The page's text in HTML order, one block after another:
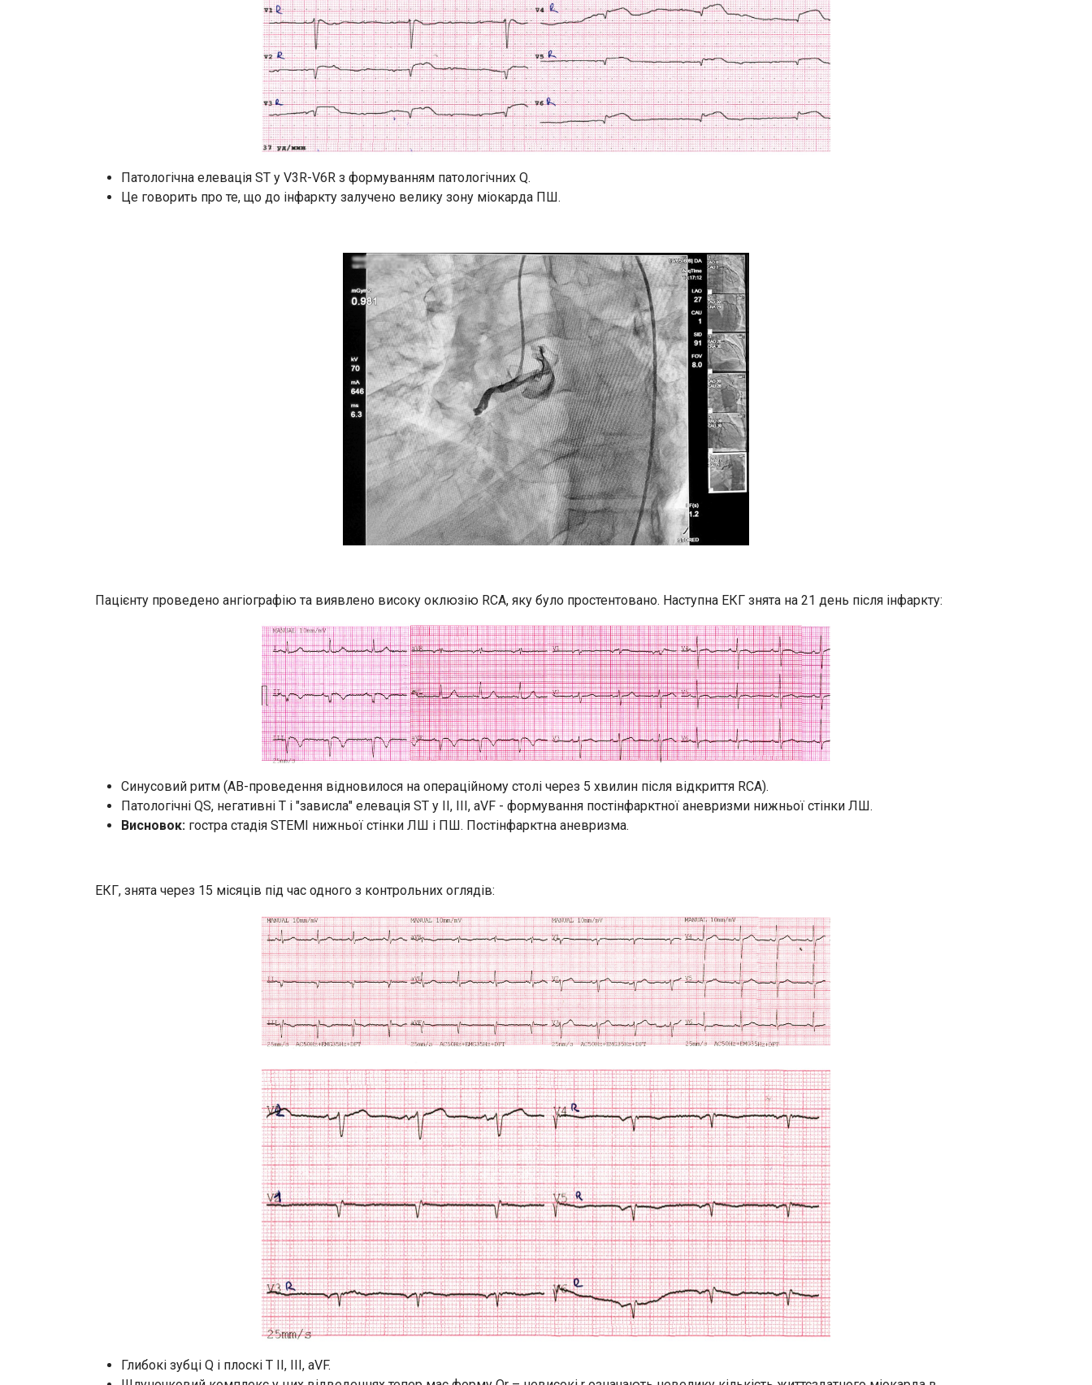
Патологічна елевація ST у V3R-V6R з формуванням патологічних Q.
Це говорить про те, що до інфаркту залучено велику зону міокарда ПШ.
Пацієнту проведено ангіографію та виявлено високу оклюзію RCA, яку було простентовано. Наступна ЕКГ знята на 21 день після інфаркту:
Синусовий ритм (АВ-проведення відновилося на операційному столі через 5 хвилин після відкриття RCA).
Патологічні QS, негативні Т і "зависла" елевація ST у II, III, aVF - формування постінфарктної аневризми нижньої стінки ЛШ.
Висновок: гостра стадія STEMI нижньої стінки ЛШ і ПШ. Постінфарктна аневризма.
ЕКГ, знята через 15 місяців під час одного з контрольних оглядів:
Глибокі зубці Q і плоскі Т II, III, aVF.